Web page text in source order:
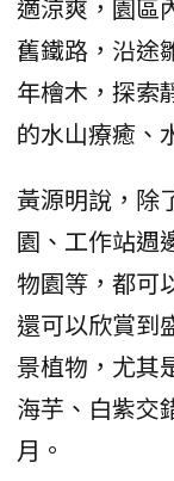
適涼爽，園區
舊鐵路，沿途
年檜木，探索
的水山療癒、
黃源明說，除
園、工作站週
物園等，都可
還可以欣賞到
景植物，尤其
海芋、白紫交
月。